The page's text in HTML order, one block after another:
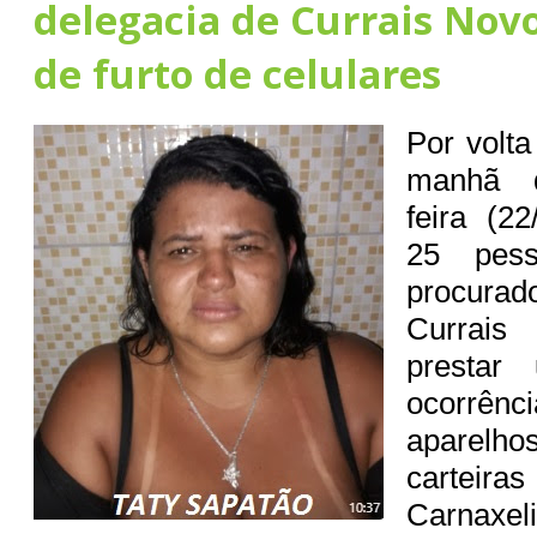
delegacia de Currais
de furto de celulares
Por
manhã
feira
25
prestar